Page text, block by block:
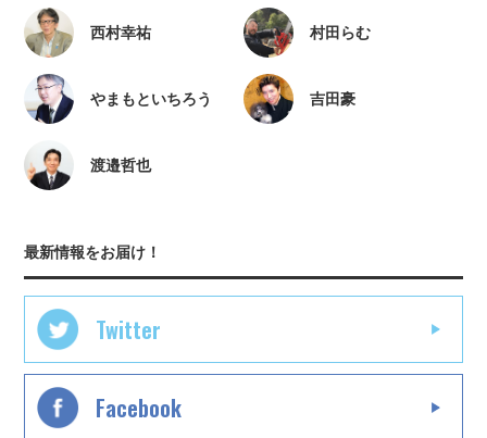
西村幸祐 村田らむ
やまもといちろう 吉田豪
渡邉哲也
最新情報をお届け！
Twitter
Facebook